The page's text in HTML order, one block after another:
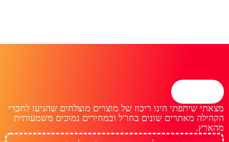
מצאתי שיתפתי הינו ריכוז של מוצרים מוצלחים שהגיעו לחברי
הקהילה מאתרים שונים בחו"ל ובמחירים נמוכים משמעותית
מהארץ.